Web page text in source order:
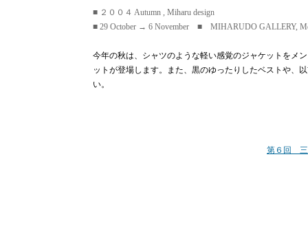
■ ２００４ Autumn , Miharu design
■ 29 October → 6 November ■ MIHARUDO GALLERY,
今年の秋は、シャツのような軽い感覚のジャケットをメ
ットが登場します。また、黒のゆったりしたベストや、
い。
第６回 三